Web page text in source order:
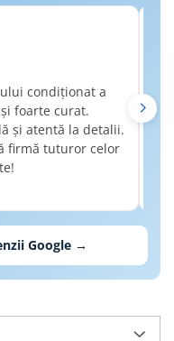
condiționat a
foarte curat.
și atentă la detalii.
firmă tuturor celor
a
Google →